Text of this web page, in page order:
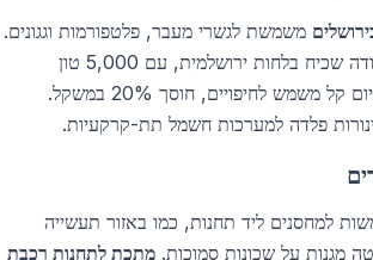
משמשת לגשרי מעבר, פלטפורמות וגגונים.
פלדה גלקבנית עמידה בפני חלודה שכיח בלחות ירושלמית, עם 5,000 טון
בשימוש בתחנת מלחה. אלומיניום קל משמש לחיפויים, חוסך 20% במשקל.
פלדה למערכות חשמל תת-קרקעיות.
למחסנים ליד תחנות, כמו באזור תעשייה
מגנות על שכונות סמוכות. מתכת לתחנות רכבת